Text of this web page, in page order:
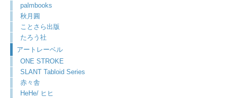
palmbooks
秋月圓
ことさら出版
たろう社
アートレーベル
ONE STROKE
SLANT Tabloid Series
赤々舎
HeHe/ ヒヒ